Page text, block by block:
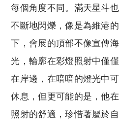
每個角度不同。滿天星斗
不斷地閃爍，像是為維港
下，會展的頂部不像宣傳
光，輪廓在彩燈照射中僅
在岸邊，在暗暗的燈光中
休息，但更可能的是，他
照射的舒適，珍惜著屬於自